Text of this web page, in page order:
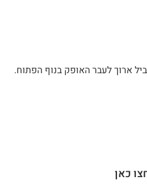
ארוך לעבר האופק בנוף הפתוח.